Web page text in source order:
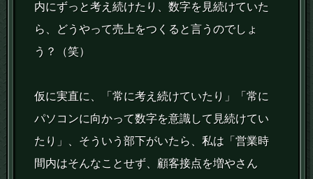
内にずっと考え続けたり、数字を見続けていた
ら、どうやって売上をつくると言うのでしょ
う？（笑）
仮に実直に、「常に考え続けていたり」「常に
パソコンに向かって数字を意識して見続けてい
たり」、そういう部下がいたら、私は「営業時
間内はそんなことせず、顧客接点を増やさん